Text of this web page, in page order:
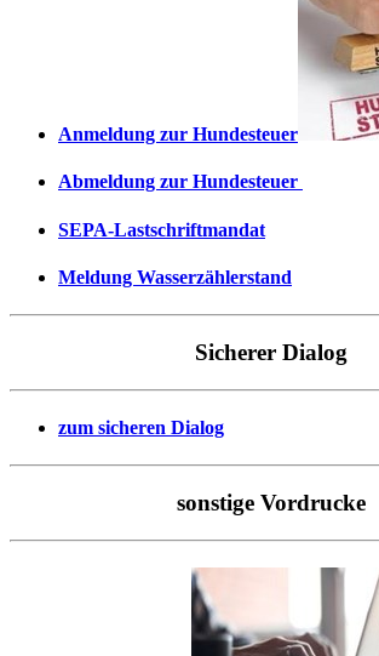
Anmeldung zur Hundesteuer
Abmeldung zur Hundesteuer
SEPA-Lastschriftmandat
Meldung Wasserzählerstand
Sicherer Dialog
zum sicheren Dialog
sonstige Vordrucke